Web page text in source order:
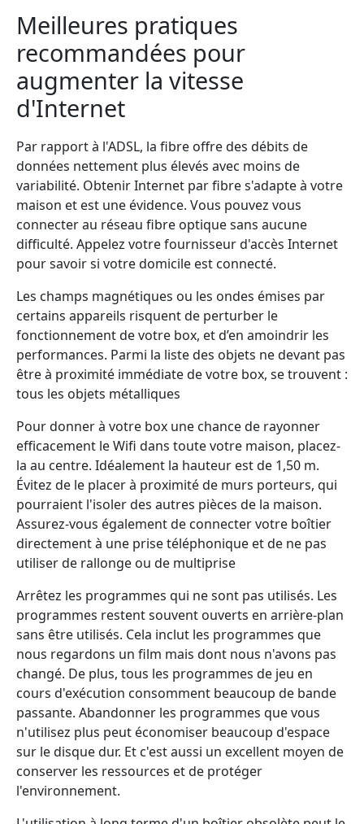
Meilleures pratiques
recommandées pour
augmenter la vitesse
d'Internet
Par rapport à l'ADSL, la fibre offre des débits de
données nettement plus élevés avec moins de
variabilité. Obtenir Internet par fibre s'adapte à votre
maison et est une évidence. Vous pouvez vous
connecter au réseau fibre optique sans aucune
difficulté. Appelez votre fournisseur d'accès Internet
pour savoir si votre domicile est connecté.
Les champs magnétiques ou les ondes émises par
certains appareils risquent de perturber le
fonctionnement de votre box, et d’en amoindrir les
performances. Parmi la liste des objets ne devant pas
être à proximité immédiate de votre box, se trouvent :
tous les objets métalliques
Pour donner à votre box une chance de rayonner
efficacement le Wifi dans toute votre maison, placez-
la au centre. Idéalement la hauteur est de 1,50 m.
Évitez de le placer à proximité de murs porteurs, qui
pourraient l'isoler des autres pièces de la maison.
Assurez-vous également de connecter votre boîtier
directement à une prise téléphonique et de ne pas
utiliser de rallonge ou de multiprise
Arrêtez les programmes qui ne sont pas utilisés. Les
programmes restent souvent ouverts en arrière-plan
sans être utilisés. Cela inclut les programmes que
nous regardons un film mais dont nous n'avons pas
changé. De plus, tous les programmes de jeu en
cours d'exécution consomment beaucoup de bande
passante. Abandonner les programmes que vous
n'utilisez plus peut économiser beaucoup d'espace
sur le disque dur. Et c'est aussi un excellent moyen de
conserver les ressources et de protéger
l'environnement.